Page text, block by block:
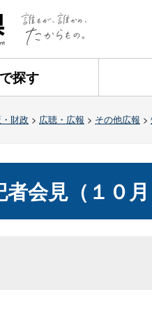
探す
財政 > 広聴・広報 > その他広報 >
者会見（１０